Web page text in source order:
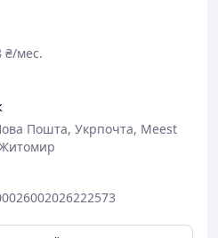
см.
см.
Турция.
₴/мес.
Пошта, Укрпочта, Meest